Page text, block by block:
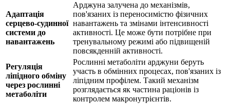
Адаптація
серцево-судинної
системи до
навантажень
Арджуна залучена до механізмів,
пов'язаних із переносимістю фізичних
навантажень та змінами інтенсивності
активності. Це може бути потрібне при
тренувальному режимі або підвищеній
повсякденній активності.
Регуляція
ліпідного обміну
через рослинні
метаболіти
Рослинні метаболіти арджуни беруть
участь в обмінних процесах, пов'язаних із
ліпідним профілем. Такий механізм
розглядається як частина раціонів із
контролем макронутрієнтів.